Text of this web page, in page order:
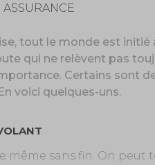
tout le monde est initié
qui ne relèvent pas
Certains sont
voici quelques-uns.
même sans fin. On peut